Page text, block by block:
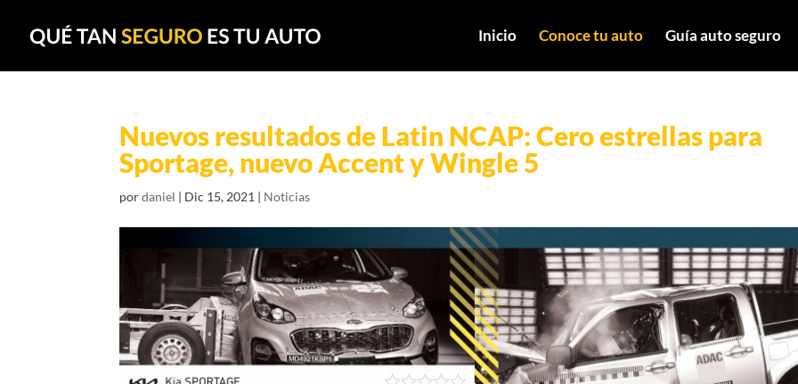
Inicio Conoce tu auto Guía auto seguro
Nuevos resultados de Latin NCAP: Cero estrellas para
Sportage, nuevo Accent y Wingle 5
pordaniel | Dic 15, 2021 | Noticias